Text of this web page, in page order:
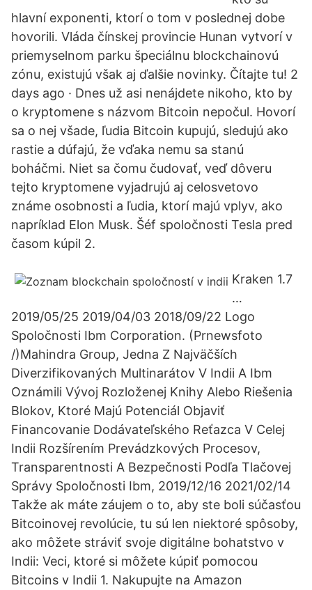
hlavní exponenti, ktorí o tom v poslednej dobe
hovorili. Vláda čínskej provincie Hunan vytvorí v
priemyselnom parku špeciálnu blockchainovú
zónu, existujú však aj ďalšie novinky. Čítajte tu! 2
days ago · Dnes už asi nenájdete nikoho, kto by
o kryptomene s názvom Bitcoin nepočul. Hovorí
sa o nej všade, ľudia Bitcoin kupujú, sledujú ako
rastie a dúfajú, že vďaka nemu sa stanú
boháčmi. Niet sa čomu čudovať, veď dôveru
tejto kryptomene vyjadrujú aj celosvetovo
známe osobnosti a ľudia, ktorí majú vplyv, ako
napríklad Elon Musk. Šéf spoločnosti Tesla pred
časom kúpil 2.
Kraken 1.7
…
2019/05/25 2019/04/03 2018/09/22 Logo
Spoločnosti Ibm Corporation. (Prnewsfoto
/)Mahindra Group, Jedna Z Najväčších
Diverzifikovaných Multinarátov V Indii A Ibm
Oznámili Vývoj Rozloženej Knihy Alebo Riešenia
Blokov, Ktoré Majú Potenciál Objaviť
Financovanie Dodávateľského Reťazca V Celej
Indii Rozšírením Prevádzkových Procesov,
Transparentnosti A Bezpečnosti Podľa Tlačovej
Správy Spoločnosti Ibm, 2019/12/16 2021/02/14
Takže ak máte záujem o to, aby ste boli súčasťou
Bitcoinovej revolúcie, tu sú len niektoré spôsoby,
ako môžete stráviť svoje digitálne bohatstvo v
Indii: Veci, ktoré si môžete kúpiť pomocou
Bitcoins v Indii 1. Nakupujte na Amazon